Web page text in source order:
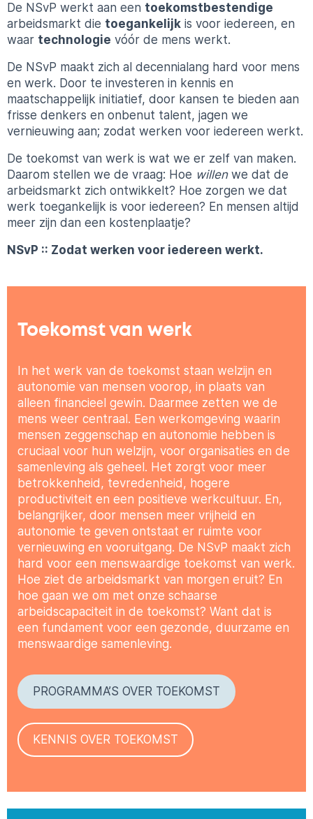
De NSvP werkt aan een toekomstbestendige
arbeidsmarkt die toegankelijk is voor iedereen, en
waar technologie vóór de mens werkt.
De NSvP maakt zich al decennialang hard voor mens
en werk. Door te investeren in kennis en
maatschappelijk initiatief, door kansen te bieden aan
frisse denkers en onbenut talent, jagen we
vernieuwing aan; zodat werken voor iedereen werkt.
De toekomst van werk is wat we er zelf van maken.
Daarom stellen we de vraag: Hoe willenwe dat de
arbeidsmarkt zich ontwikkelt? Hoe zorgen we dat
werk toegankelijk is voor iedereen? En mensen altijd
meer zijn dan een kostenplaatje?
NSvP :: Zodat werken voor iedereen werkt.
Toekomst van werk
In het werk van de toekomst staan welzijn en
autonomie van mensen voorop, in plaats van
alleen financieel gewin. Daarmee zetten we de
mens weer centraal. Een werkomgeving waarin
mensen zeggenschap en autonomie hebben is
cruciaal voor hun welzijn, voor organisaties en de
samenleving als geheel. Het zorgt voor meer
betrokkenheid, tevredenheid, hogere
productiviteit en een positieve werkcultuur. En,
belangrijker, door mensen meer vrijheid en
autonomie te geven ontstaat er ruimte voor
vernieuwing en vooruitgang. De NSvP maakt zich
hard voor een menswaardige toekomst van werk.
Hoe ziet de arbeidsmarkt van morgen eruit? En
hoe gaan we om met onze schaarse
arbeidscapaciteit in de toekomst? Want dat is
een fundament voor een gezonde, duurzame en
menswaardige samenleving.
PROGRAMMA’S OVER TOEKOMST
KENNIS OVER TOEKOMST